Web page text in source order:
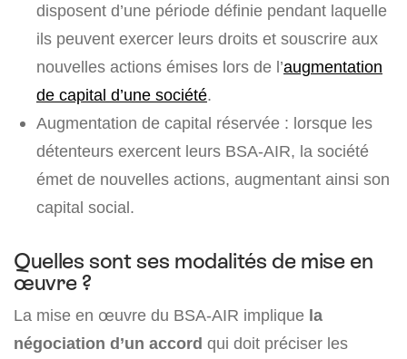
disposent d’une période définie pendant laquelle
ils peuvent exercer leurs droits et souscrire aux
nouvelles actions émises lors de l’augmentation
de capital d’une société.
Augmentation de capital réservée : lorsque les
détenteurs exercent leurs BSA-AIR, la société
émet de nouvelles actions, augmentant ainsi son
capital social.
Quelles sont ses modalités de mise en
œuvre ?
La mise en œuvre du BSA-AIR implique la
négociation d’un accord qui doit préciser les